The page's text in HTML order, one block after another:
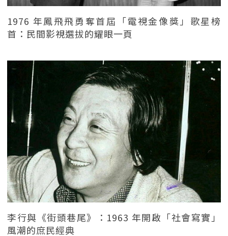
1976 年鳳飛飛勇奪首屆「電視金像獎」歌星榜
首：民間影視選拔的耀眼一頁
李行與《街頭巷尾》：1963 年開啟「社會寫實」
風潮的庶民經典